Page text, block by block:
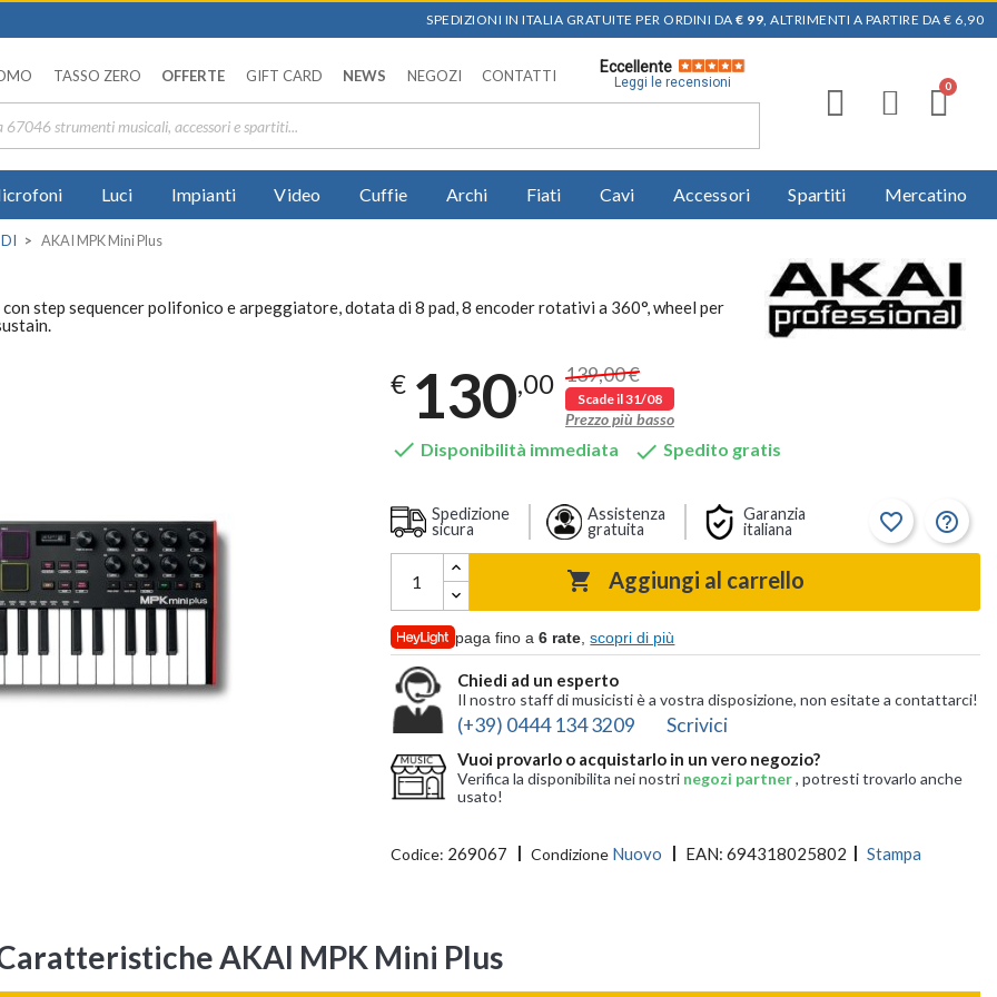
SPEDIZIONI IN ITALIA GRATUITE PER ORDINI DA € 99, ALTRIMENTI A PARTIRE DA € 6,90
TASSO ZERO OFFERTE GIFT CARD NEWS NEGOZI CONTATTI
Eccellente
Leggi le recensioni
Luci Impianti Video Cuffie Archi Fiati Cavi Accessori Spartiti Mercatino
AKAI MPK Mini Plus
step sequencer polifonico e arpeggiatore, dotata di 8 pad, 8 encoder rotativi a 360°, wheel per
€ 130,00 139,00 €
Scade il 31/08
Prezzo più basso
 Disponibilità immediata  Spedito gratis
Spedizione
sicura
Assistenza
gratuita
Garanzia
italiana
favorite_border help_outline
 Aggiungi al carrello
paga fino a6 rate ,scopri di più
Chiedi ad un esperto
Il nostro staff di musicisti è a vostra disposizione, non esitate a contattarci!
(+39) 0444 134 3209 Scrivici
Vuoi provarlo o acquistarlo in un vero negozio?
Verifica la disponibilita nei nostri negozi partner, potresti trovarlo anche
usato!
Codice: 269067 Condizione Nuovo EAN: 694318025802 Stampa
AKAI MPK Mini Plus